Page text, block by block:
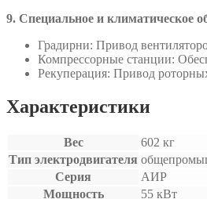
9. Специальное и климатическое
Градирни: Привод
Компрессорные станции:
Рекуперация: Привод
Характеристики
Вес
602 кг
Тип электродвигателя
Серия
АИР
Мощность
55 кВт